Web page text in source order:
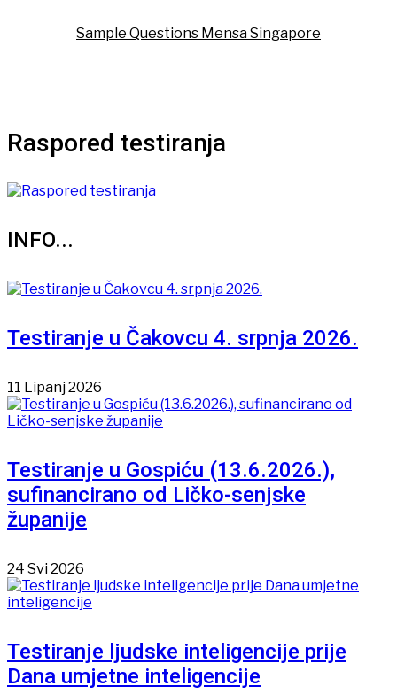
Sample Questions Mensa Singapore
Raspored testiranja
INFO...
Testiranje u Čakovcu 4. srpnja 2026.
11 Lipanj 2026
Testiranje u Gospiću (13.6.2026.),
sufinancirano od Ličko-senjske
županije
24 Svi 2026
Testiranje ljudske inteligencije prije
Dana umjetne inteligencije